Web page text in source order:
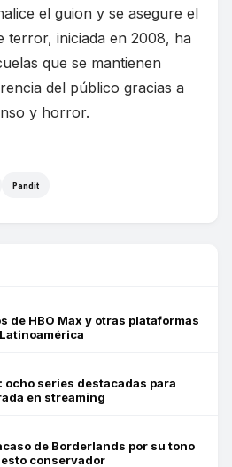
el guion y se asegure el
terror, iniciada en 2008, ha
que se mantienen
del público gracias a
y horror.
Pandit
de HBO Max y otras plataformas
ocho series destacadas para
en streaming
de Borderlands por su tono
conservador